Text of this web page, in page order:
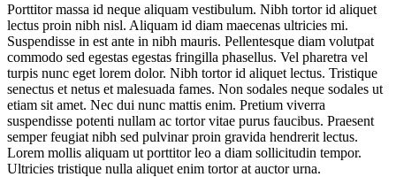
Porttitor massa id neque aliquam vestibulum. Nibh tortor id aliquet
lectus proin nibh nisl. Aliquam id diam maecenas ultricies mi.
Suspendisse in est ante in nibh mauris. Pellentesque diam volutpat
commodo sed egestas egestas fringilla phasellus. Vel pharetra vel
turpis nunc eget lorem dolor. Nibh tortor id aliquet lectus. Tristique
senectus et netus et malesuada fames. Non sodales neque sodales ut
etiam sit amet. Nec dui nunc mattis enim. Pretium viverra
suspendisse potenti nullam ac tortor vitae purus faucibus. Praesent
semper feugiat nibh sed pulvinar proin gravida hendrerit lectus.
Lorem mollis aliquam ut porttitor leo a diam sollicitudin tempor.
Ultricies tristique nulla aliquet enim tortor at auctor urna.